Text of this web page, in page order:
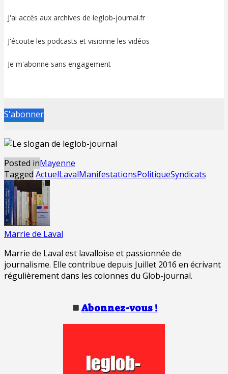
J'ai accès aux archives de leglob-journal.fr
J'écoute les podcasts et visionne les vidéos
Je m'abonne sans engagement
S'abonner
Posted inMayenne
Tagged ActuelLavalManifestationsPolitiqueSyndicats
Marrie de Laval
Marrie de Laval est lavalloise et passionnée de
journalisme. Elle contribue depuis Juillet 2016 en écrivant
régulièrement dans les colonnes du Glob-journal.
Abonnez-vous !